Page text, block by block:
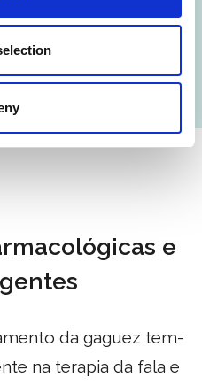
e
da gaguez tem-
na terapia da fala e